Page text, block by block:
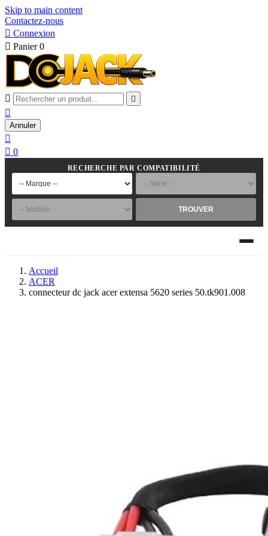
Skip to main content
Contactez-nous
 Connexion
 Panier 0
 

Annuler

 0
RECHERCHE PAR COMPATIBILITÉ
TROUVER
Accueil
ACER
connecteur dc jack acer extensa 5620 series 50.tk901.008